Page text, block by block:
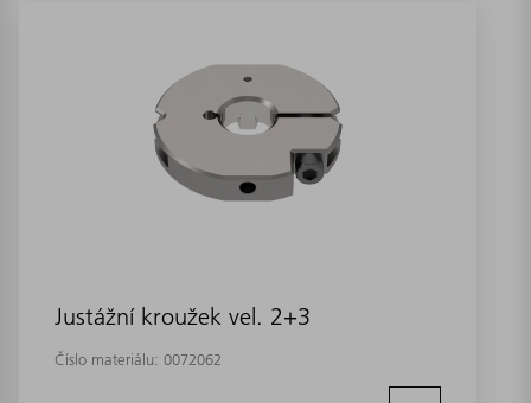
Justážní kroužek vel. 2+3
Číslo materiálu: 0072062